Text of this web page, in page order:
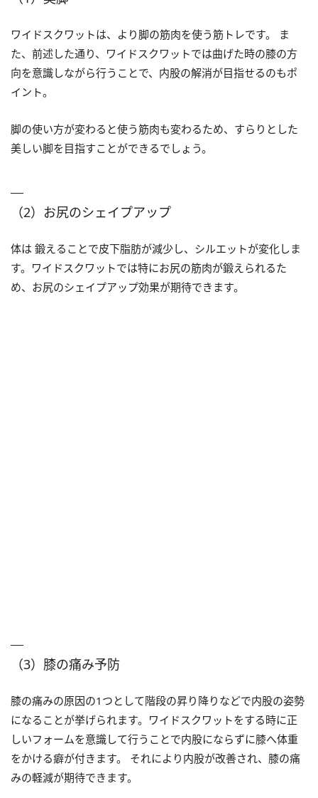
ワイドスクワットは、より脚の筋肉を使う筋トレです。 ま
た、前述した通り、ワイドスクワットでは曲げた時の膝の方
向を意識しながら行うことで、内股の解消が目指せるのもポ
イント。
脚の使い方が変わると使う筋肉も変わるため、すらりとした
美しい脚を目指すことができるでしょう。
（2）お尻のシェイプアップ
体は 鍛えることで皮下脂肪が減少し、シルエットが変化しま
す。ワイドスクワットでは特にお尻の筋肉が鍛えられるた
め、お尻のシェイプアップ効果が期待できます。
（3）膝の痛み予防
膝の痛みの原因の1つとして階段の昇り降りなどで内股の姿勢
になることが挙げられます。ワイドスクワットをする時に正
しいフォームを意識して行うことで内股にならずに膝へ体重
をかける癖が付きます。 それにより内股が改善され、膝の痛
みの軽減が期待できます。